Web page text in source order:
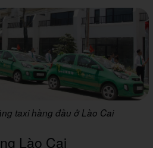
taxi hàng đầu ở Lào Cai
Lào Cai